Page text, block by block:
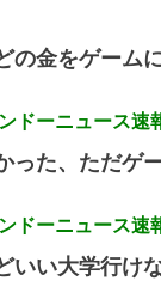
の金をゲーム
ドーニュース速
った、ただゲ
ドーニュース速
いい大学行け